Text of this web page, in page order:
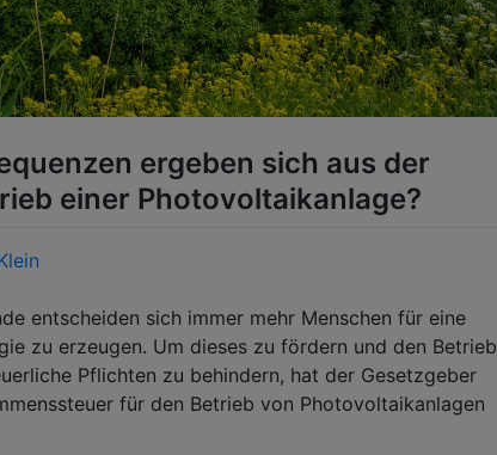
ergeben sich aus der
einer Photo­voltaik­anlage?
entscheiden sich immer mehr Menschen für eine
zu erzeugen. Um dieses zu fördern und den Betrieb
Pflichten zu behindern, hat der Gesetzgeber
für den Betrieb von Photovoltaikanlagen